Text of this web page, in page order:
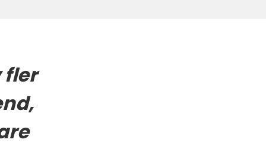
fler